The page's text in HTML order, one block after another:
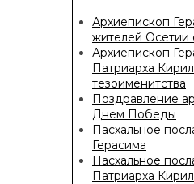
Архиепископ
жителей
Архиепископ
Патриарха
тезоименитства
Поздравление
Днем Победы
Пасхальное
Герасима
Пасхальное
Патриарха